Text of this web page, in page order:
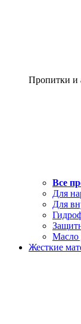
Пропитки и
Все
Для
Для
Масло
Жесткие